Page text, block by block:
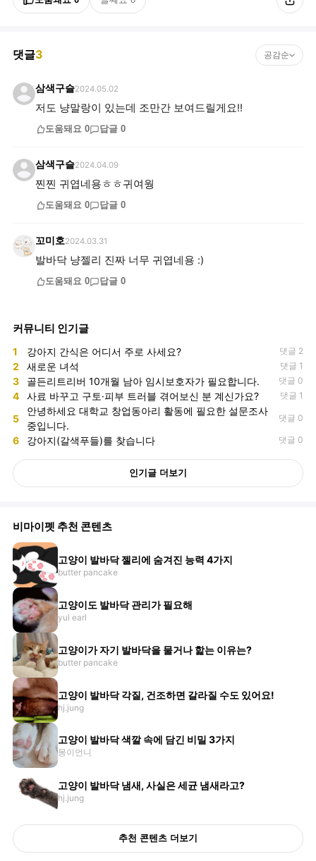
댓글3 공감순
삼색구슬2024.05.02
저도 냥말랑이 있는데 조만간 보여드릴게요!!
도움돼요 0 답글 0
삼색구슬2024.04.09
찐찐 귀엽네용ㅎㅎ귀여웡
도움돼요 0 답글 0
꼬미호2024.03.31
발바닥 냥젤리 진짜 너무 귀엽네용 :)
도움돼요 0 답글 0
커뮤니티 인기글
1 강아지 간식은 어디서 주로 사세요? 댓글 2
2 새로운 녀석 댓글 1
3 골든리트리버 10개월 남아 임시보호자가 필요합니다. 댓글 0
4 사료 바꾸고 구토·피부 트러블 겪어보신 분 계신가요? 댓글 1
5
안녕하세요 대학교 창업동아리 활동에 필요한 설문조사
중입니다.
댓글 0
6 강아지(갈색푸들)를 찾습니다 댓글 0
인기글 더보기
비마이펫 추천 콘텐츠
고양이 발바닥 젤리에 숨겨진 능력 4가지
butter pancake
고양이도 발바닥 관리가 필요해
yul earl
고양이가 자기 발바닥을 물거나 핥는 이유는?
butter pancake
고양이 발바닥 각질, 건조하면 갈라질 수도 있어요!
hj.jung
고양이 발바닥 색깔 속에 담긴 비밀 3가지
몽이언니
고양이 발바닥 냄새, 사실은 세균 냄새라고?
hj.jung
추천 콘텐츠 더보기